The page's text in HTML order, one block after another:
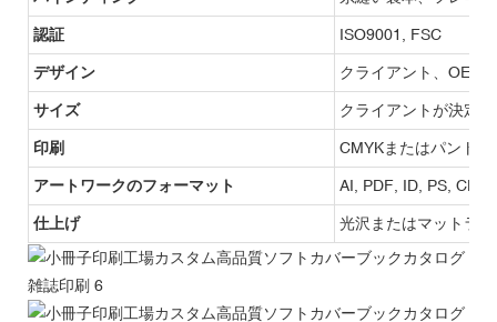
認証 ISO9001, FSC
デザイン クライアント、OEM
サイズ クライアントが決定
印刷 CMYKまたはパントン
アートワークのフォーマット AI, PDF, ID, PS, CDR
仕上げ 光沢またはマットラ